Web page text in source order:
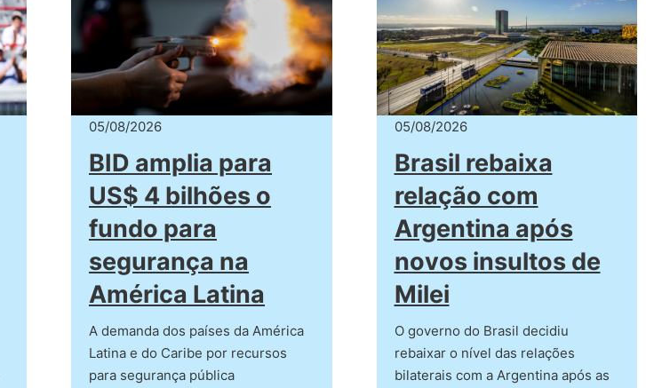
05/08/2026
BID amplia para
US$ 4 bilhões o
fundo para
segurança na
América Latina
A demanda dos países da América
Latina e do Caribe por recursos
para segurança pública
05/08/2026
Brasil rebaixa
relação com
Argentina após
novos insultos de
Milei
O governo do Brasil decidiu
rebaixar o nível das relações
bilaterais com a Argentina após as